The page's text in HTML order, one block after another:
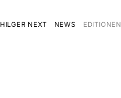
HILGER NEXT NEWS EDITIONEN